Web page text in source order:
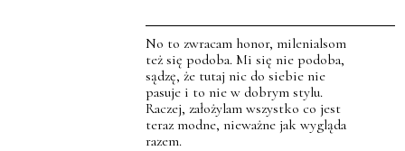
No to zwracam honor, milenialsom
też się podoba. Mi się nie podoba,
sądzę, że tutaj nic do siebie nie
pasuje i to nie w dobrym stylu.
Raczej, założylam wszystko co jest
teraz modne, nieważne jak wygląda
razem.